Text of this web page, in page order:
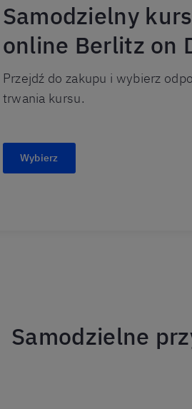
Samodzielny
online Berlitz on
Przejdź do zakupu i wybierz
trwania kursu.
Wybierz
Samodzielne